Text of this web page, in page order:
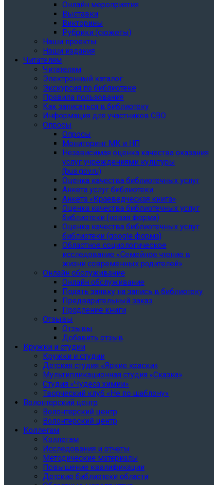
Онлайн мероприятия
Выставки
Викторины
Рубрики (сюжеты)
Наши проекты
Наши издания
Читателям
Читателям
Электронный каталог
Экскурсия по библиотеке
Правила пользования
Как записаться в библиотеку
Информация для участников СВО
Опросы
Опросы
Мониторинг МК и НП
Независимая оценка качества оказания
услуг учреждениями культуры
(bus.gov.ru)
Оценка качества библиотечных услуг
Анкета услуг библиотеки
Анкета «Краеведческая книга»
Oценка качества библиотечных услуг
библиотеки (новая форма)
Oценка качества библиотечных услуг
библиотеки (google форма)
Областное социологическое
исследование «Семейное чтение в
жизни современных родителей»
Онлайн обслуживание
Онлайн обслуживание
Подать заявку на запись в библиотеку
Предварительный заказ
Продление книги
Отзывы
Отзывы
Добавить отзыв
Кружки и студии
Кружки и студии
Детская студия «Яркие краски»
Мультипликационная студия «Сказка»
Студия «Чудеса химии»
Творческий клуб «Не по шаблону»
Волонтерский центр
Волонтерский центр
Волонтерский центр
Коллегам
Коллегам
Исследования и отчеты
Методические материалы
Повышение квалификации
Детские библиотеки области